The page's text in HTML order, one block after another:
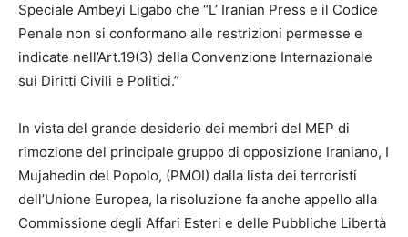
Speciale Ambeyi Ligabo che “L’ Iranian Press e il Codice
Penale non si conformano alle restrizioni permesse e
indicate nell’Art.19(3) della Convenzione Internazionale
sui Diritti Civili e Politici.”
In vista del grande desiderio dei membri del MEP di
rimozione del principale gruppo di opposizione Iraniano, I
Mujahedin del Popolo, (PMOI) dalla lista dei terroristi
dell’Unione Europea, la risoluzione fa anche appello alla
Commissione degli Affari Esteri e delle Pubbliche Libertà